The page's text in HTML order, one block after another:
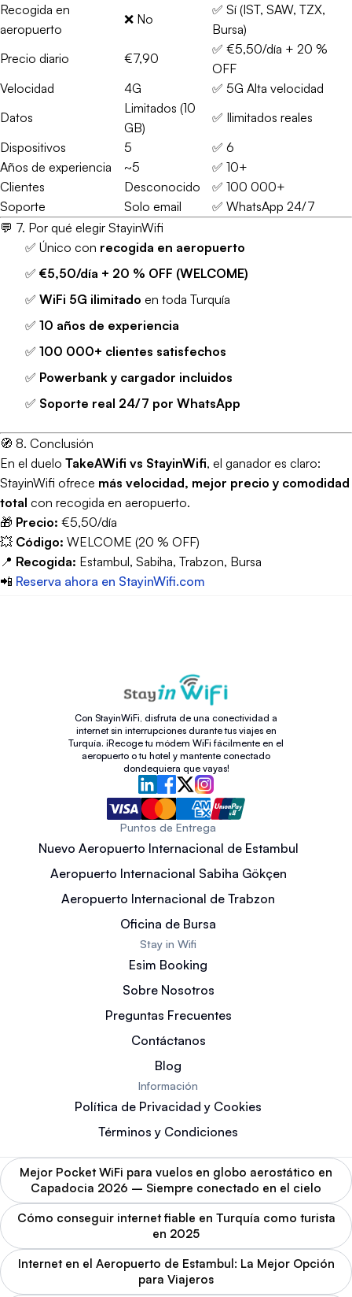
Recogida en
aeropuerto
❌ No
✅ Sí (IST, SAW, TZX,
Bursa)
Precio diario
€7,90
✅ €5,50/día + 20 %
OFF
Velocidad
4G
✅ 5G Alta velocidad
Datos
Limitados (10
GB)
✅ Ilimitados reales
Dispositivos
5
✅ 6
Años de experiencia
~5
✅ 10+
Clientes
Desconocido
✅ 100 000+
Soporte
Solo email
✅ WhatsApp 24/7
💬 7. Por qué elegir StayinWifi
✅ Único con recogida en aeropuerto
✅ €5,50/día + 20 % OFF (WELCOME)
✅ WiFi 5G ilimitado en toda Turquía
✅ 10 años de experiencia
✅ 100 000+ clientes satisfechos
✅ Powerbank y cargador incluidos
✅ Soporte real 24/7 por WhatsApp
🧭 8. Conclusión
En el duelo TakeAWifi vs StayinWifi, el ganador es claro:
StayinWifi ofrece más velocidad, mejor precio y comodidad
total con recogida en aeropuerto.
🎁 Precio: €5,50/día
💥 Código: WELCOME (20 % OFF)
📍 Recogida: Estambul, Sabiha, Trabzon, Bursa
📲 Reserva ahora en StayinWifi.com
Con StayinWiFi, disfruta de una conectividad a
internet sin interrupciones durante tus viajes en
Turquía. ¡Recoge tu módem WiFi fácilmente en el
aeropuerto o tu hotel y mantente conectado
dondequiera que vayas!
Puntos de Entrega
Nuevo Aeropuerto Internacional de Estambul
Aeropuerto Internacional Sabiha Gökçen
Aeropuerto Internacional de Trabzon
Oficina de Bursa
Stay in Wifi
Esim Booking
Sobre Nosotros
Preguntas Frecuentes
Contáctanos
Blog
Información
Política de Privacidad y Cookies
Términos y Condiciones
Mejor Pocket WiFi para vuelos en globo aerostático en
Capadocia 2026 – Siempre conectado en el cielo
Cómo conseguir internet fiable en Turquía como turista
en 2025
Internet en el Aeropuerto de Estambul: La Mejor Opción
para Viajeros